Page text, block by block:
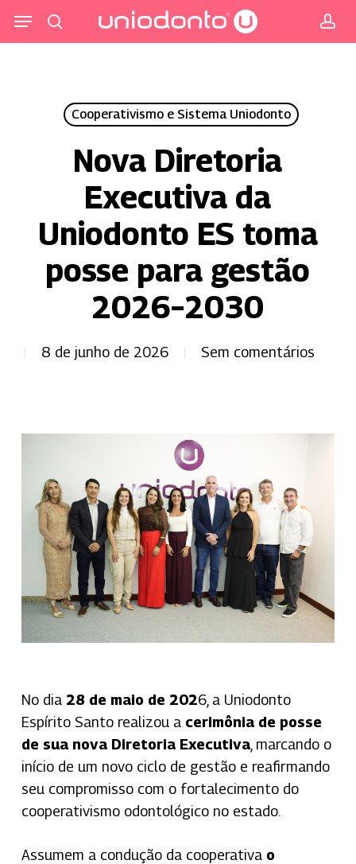
para
Menu
Cooperativismo e Sistema Uniodonto
Nova Diretoria
Executiva da
Uniodonto ES toma
posse para gestão
2026–2030
8 de junho de 2026 Sem comentários
No dia 28 de maio de 2026, a Uniodonto
Espírito Santo realizou a cerimônia de posse
de sua nova Diretoria Executiva, marcando o
início de um novo ciclo de gestão e reafirmando
seu compromisso com o fortalecimento do
cooperativismo odontológico no estado.
Assumem a condução da cooperativao